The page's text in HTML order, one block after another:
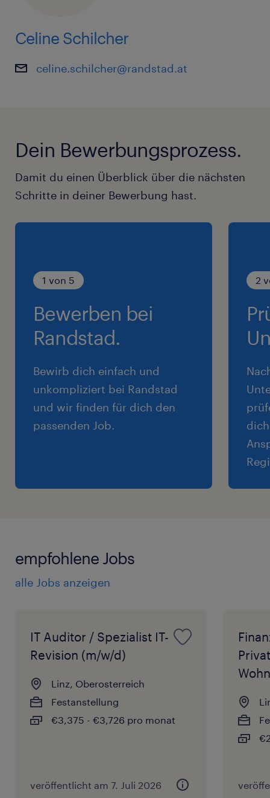
Celine Schilcher
celine.schilcher@randstad.at
Dein Bewerbungsprozess.
Damit du einen Überblick über die nächsten
Schritte in deiner Bewerbung hast.
1 von 5
Bewerben bei
Randstad.
Bewirb dich einfach und
unkompliziert bei Randstad
und wir finden für dich den
passenden Job.
2
empfohlene Jobs
alle Jobs anzeigen
IT Auditor / Spezialist IT-
Revision (m/w/d)
Linz, Oberosterreich
Festanstellung
€3,375 - €3,726 pro monat
veröffentlicht am 7. Juli 2026